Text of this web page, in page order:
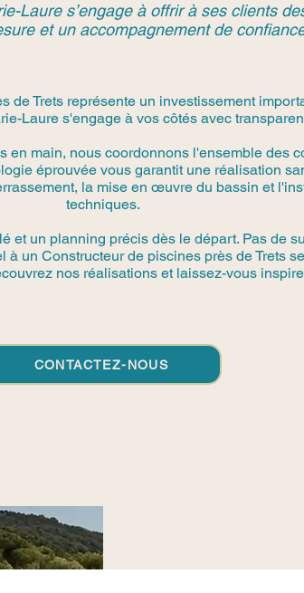
Laure s’engage à offrir à ses clients
et un accompagnement de
de Trets représente un investissement
Laure s'engage à vos côtés avec
main, nous coordonnons l'ensemble des
éprouvée vous garantit une réalisation
la mise en œuvre du bassin et
techniques.
et un planning précis dès le départ. Pas de
à un Constructeur de piscines près de Trets
nos réalisations et laissez-vous
CONTACTEZ-NOUS